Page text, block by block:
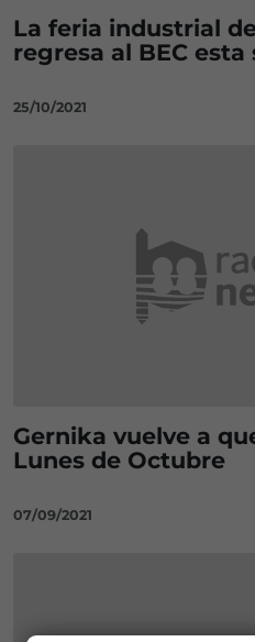
La feria industrial
regresa al BEC esta
25/10/2021
Gernika vuelve a
Lunes de Octubre
07/09/2021